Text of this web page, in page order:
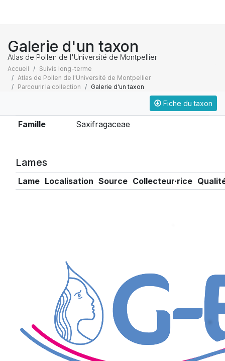
Galerie d'un taxon
Atlas de Pollen de l'Université de Montpellier
Accueil
Suivis long-terme
Atlas de Pollen de l'Université de Montpellier
Parcourir la collection
Galerie d'un taxon
Fiche du taxon
Famille Saxifragaceae
Lames
Lame Localisation Source Collecteur·rice